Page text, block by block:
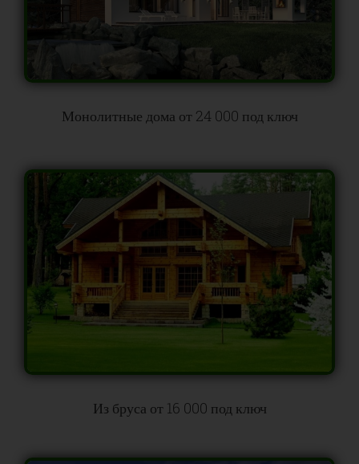
Монолитные дома от 24 000 под ключ
Из бруса от 16 000 под ключ